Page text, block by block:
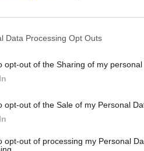
Data Processing Opt Outs
opt-out of the Sharing of my personal
opt-out of the Sale of my Personal
opt-out of processing my Personal
ripartire da capo e
1, che trasmetterà per
di sport, racconti,
del passato. «L'idea nasce
il capo progetto -
allargato che crescerà
al 12 febbraio. Spero che
di questo canale,
La squadra di Sky sarà
americana